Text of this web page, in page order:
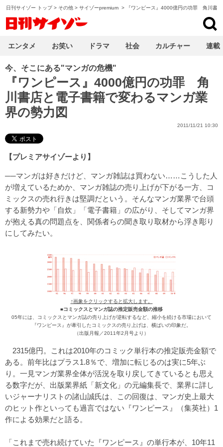
日刊サイゾー トップ> その他 > サイゾーpremium > 『ワンピース』4000億円の功罪 角川書
今、そこにある"マンガの危機"
『ワンピース』4000億円の功罪 角
川書店と電子書籍で変わるマンガ業
界の勢力図
2011/11/21 10:30
【プレミアサイゾーより】
──マンガは好きだけど、マンガ雑誌は買わない……こうした人
が増えているためか、マンガ雑誌の売り上げが下がる一方、コ
ミックスの売れ行きは堅調だという。そんなマンガ業界で台頭
する新勢力や「自炊」「電子書籍」の広がり、そしてマンガ界
が抱える真の問題点を、関係者らの聞き取り取材から浮き彫り
にしてみたい。
↑画象をクリックすると拡大します。
■コミックスとマンガ誌の推定販売金額の推移
05年には、コミックスとマンガ誌の売り上げが逆転するなど、縮小を続ける市場において
『ワンピース』が牽引したコミックスの売り上げは、横ばいの印象だ。
（出版月報／2011年2月号より）
2315億円。これは2010年のコミック単行本の推定販売金額で
ある。前年比はプラス1.8％で、増加に転じるのは実に5年ぶ
り。一見マンガ業界全体が活況を取り戻してきているとも思え
る数字だが、出版業界紙「新文化」の元編集長で、業界に詳し
いジャーナリストの諸山誠氏は、この回復は、マンガ史上最大
のヒット作といっても過言ではない『ワンピース』（集英社）1
作による効果だと語る。
「これまで売れ続けていた『ワンピース』の単行本が、10年11
エンタメ お笑い ドラマ 社会 カルチャー 連載